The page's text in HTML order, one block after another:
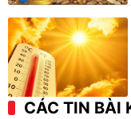
CÁC TIN BÀI